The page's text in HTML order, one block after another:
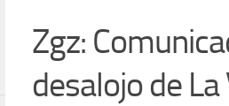
Zgz:
desalojo de